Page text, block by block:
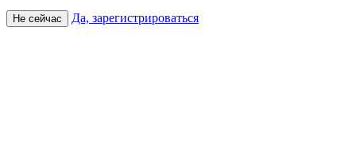
Не сейчас Да, зарегистрироваться